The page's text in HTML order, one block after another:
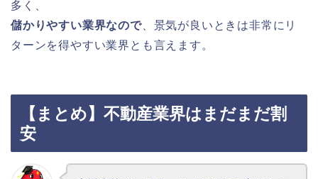
多く、
儲かりやすい業界なので、景気が良いときは非常にリ
ターンを得やすい業界とも言えます。
【まとめ】不動産業界はまだまだ割
安